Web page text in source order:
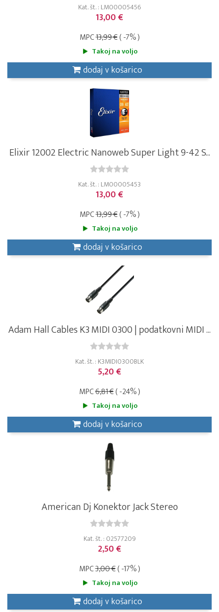
Kat. št. : LM00005456
13,00 €
MPC13,99 €( -7% )
Takoj na voljo
dodaj v košarico
Elixir 12002 Electric Nanoweb Super Light 9-42 S...
Kat. št. : LM00005453
13,00 €
MPC13,99 €( -7% )
Takoj na voljo
dodaj v košarico
Adam Hall Cables K3 MIDI 0300 | podatkovni MIDI ...
Kat. št. : K3MIDI0300BLK
5,20 €
MPC6,81 €( -24% )
Takoj na voljo
dodaj v košarico
American Dj Konektor Jack Stereo
Kat. št. : 02577209
2,50 €
MPC3,00 €( -17% )
Takoj na voljo
dodaj v košarico